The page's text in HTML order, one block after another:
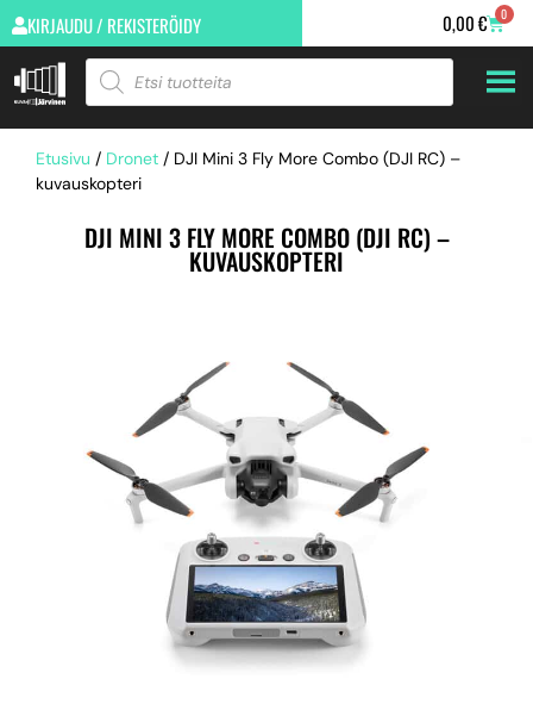
KIRJAUDU / REKISTERÖIDY 0,00€ 0
Etusivu / Dronet / DJI Mini 3 Fly More Combo (DJI RC) –
kuvauskopteri
DJI MINI 3 FLY MORE COMBO (DJI RC) –
KUVAUSKOPTERI